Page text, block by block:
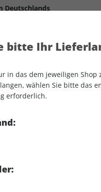
Deutschlands
in den grünen Bereich
in neuem Licht
Hotels, Mikroabenteuer
können Sie das ePaper
bitte Ihr
in das dem jeweiligen
wählen Sie bitte das
erforderlich.